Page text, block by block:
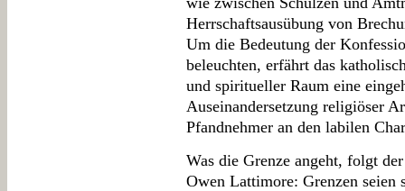
Herrschaftsausübung von
Um die Bedeutung der
beleuchten, erfährt das
und spiritueller Raum eine
Auseinandersetzung religiöser
Pfandnehmer an den labilen
Was die Grenze angeht, folgt
Owen Lattimore: Grenzen seien